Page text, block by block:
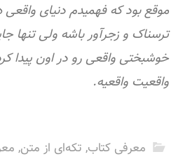
موقع بود که فهمیدم دنیای
ترسناک و زجرآور باشه ولی تنها
خوشبختی واقعی رو در اون پیدا
واقعیت واقعیه.
معرفی کتاب, تکه‌ای از متن,